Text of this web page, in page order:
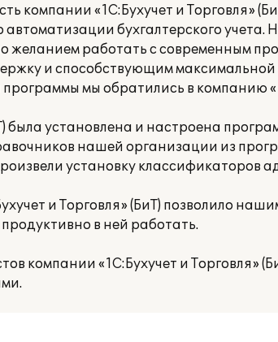
«1С:Бухучет и Торговля»
бухгалтерского
желанием работать с современным
и способствующим
мы обратились в компанию
установлена и настроена
нашей организации из
установку классификаторов
и Торговля» (БиТ) позволило
в ней работать.
компании «1С:Бухучет и Торговля»